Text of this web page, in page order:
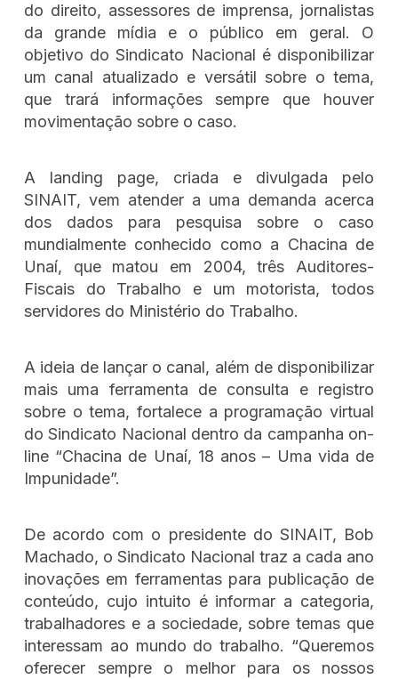
do direito, assessores de imprensa, jornalistas
da grande mídia e o público em geral. O
objetivo do Sindicato Nacional é disponibilizar
um canal atualizado e versátil sobre o tema,
que trará informações sempre que houver
movimentação sobre o caso.
A landing page, criada e divulgada pelo
SINAIT, vem atender a uma demanda acerca
dos dados para pesquisa sobre o caso
mundialmente conhecido como a Chacina de
Unaí, que matou em 2004, três Auditores-
Fiscais do Trabalho e um motorista, todos
servidores do Ministério do Trabalho.
A ideia de lançar o canal, além de disponibilizar
mais uma ferramenta de consulta e registro
sobre o tema, fortalece a programação virtual
do Sindicato Nacional dentro da campanha on-
line “Chacina de Unaí, 18 anos – Uma vida de
Impunidade”.
De acordo com o presidente do SINAIT, Bob
Machado, o Sindicato Nacional traz a cada ano
inovações em ferramentas para publicação de
conteúdo, cujo intuito é informar a categoria,
trabalhadores e a sociedade, sobre temas que
interessam ao mundo do trabalho. “Queremos
oferecer sempre o melhor para os nossos